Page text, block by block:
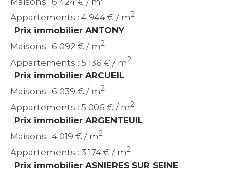
Appartements : 4 944 € / m2
Prix immobilier ANTONY
Maisons : 6 092 € / m2
Appartements : 5 136 € / m2
Prix immobilier ARCUEIL
Maisons : 6 039 € / m2
Appartements : 5 006 € / m2
Prix immobilier ARGENTEUIL
Maisons : 4 019 € / m2
Appartements : 3 174 € / m2
Prix immobilier ASNIERES SUR SEINE